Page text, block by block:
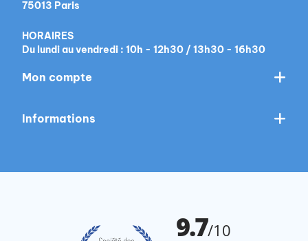
75013 Paris
HORAIRES
Du lundi au vendredi : 10h - 12h30 / 13h30 - 16h30
Mon compte
Informations